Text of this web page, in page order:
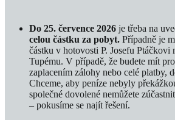
Do 25. července 2026 je třeba na
celou částku za pobyt. Případně je
částku v hotovosti P. Josefu Ptáčkovi
Tupému. V případě, že budete mít
zaplacením zálohy nebo celé platby,
Chceme, aby peníze nebyly
společné dovolené nemůžete
– pokusíme se najít řešení.